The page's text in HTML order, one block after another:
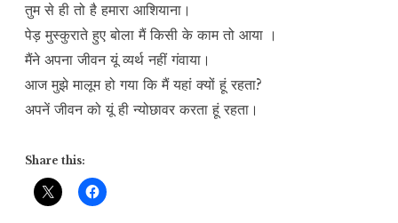
तुम से ही तो है हमारा आशियाना।
पेड़ मुस्कुराते हुए बोला मैं किसी के काम तो आया ।
मैंने अपना जीवन यूं व्यर्थ नहीं गंवाया।
आज मुझे मालूम हो गया कि मैं यहां क्यों हूं रहता?
अपनें जीवन को यूं ही न्योछावर करता हूं रहता।
Share this: